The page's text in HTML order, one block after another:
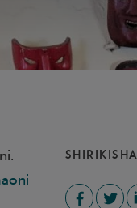
SHIRIKISHA